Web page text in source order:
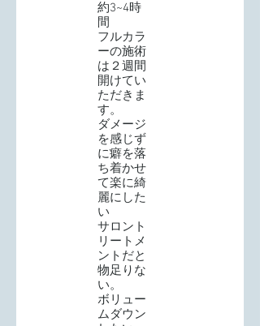
約3~4時
間
フルカラ
ーの施術
は２週間
開けてい
ただきま
す。
ダメージ
を感じず
に癖を落
ち着かせ
て楽に綺
麗にした
い
サロント
リートメ
ントだと
物足りな
い。
ボリュー
ムダウン